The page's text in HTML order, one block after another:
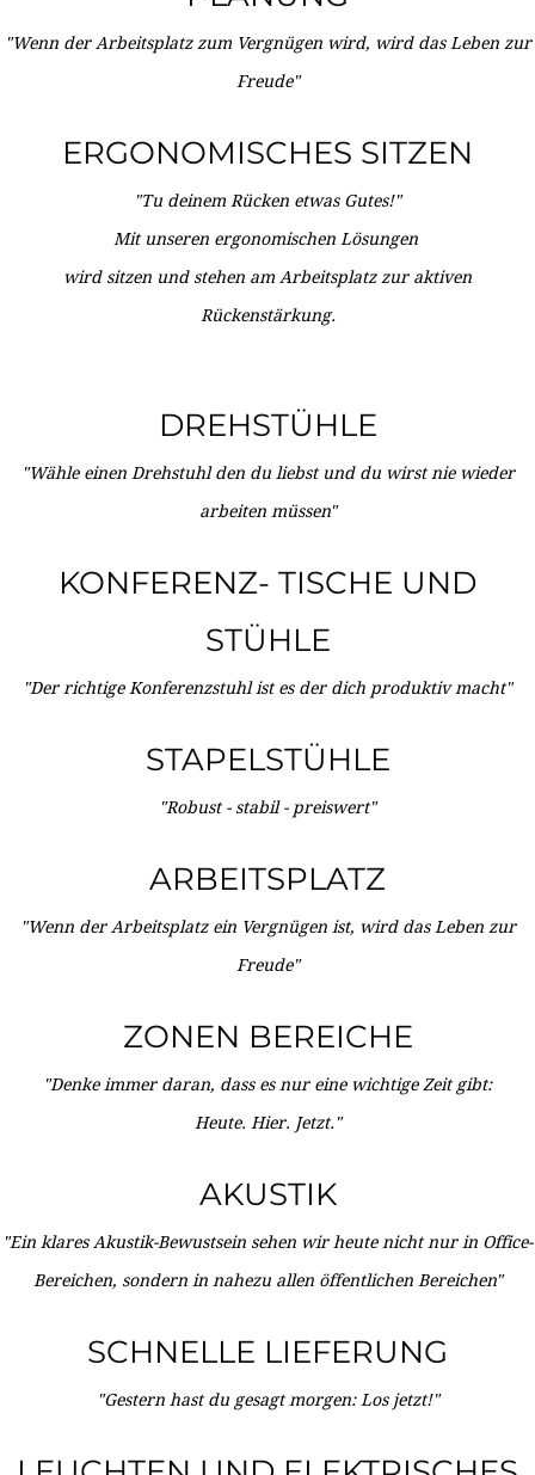
"Wenn der Arbeitsplatz zum Vergnügen wird, wird das Leben zur
Freude"
ERGONOMISCHES SITZEN
"Tu deinem Rücken etwas Gutes!"
Mit unseren ergonomischen Lösungen
wird sitzen und stehen am Arbeitsplatz zur aktiven
Rückenstärkung.
DREHSTÜHLE
"Wähle einen Drehstuhl den du liebst und du wirst nie wieder
arbeiten müssen"
KONFERENZ- TISCHE UND
STÜHLE
"Der richtige Konferenzstuhl ist es der dich produktiv macht"
STAPELSTÜHLE
"Robust - stabil - preiswert"
ARBEITSPLATZ
"Wenn der Arbeitsplatz ein Vergnügen ist, wird das Leben zur
Freude"
ZONEN BEREICHE
"Denke immer daran, dass es nur eine wichtige Zeit gibt:
Heute. Hier. Jetzt."
AKUSTIK
"Ein klares Akustik-Bewustsein sehen wir heute nicht nur in Office-
Bereichen, sondern in nahezu allen öffentlichen Bereichen"
SCHNELLE LIEFERUNG
"Gestern hast du gesagt morgen: Los jetzt!"